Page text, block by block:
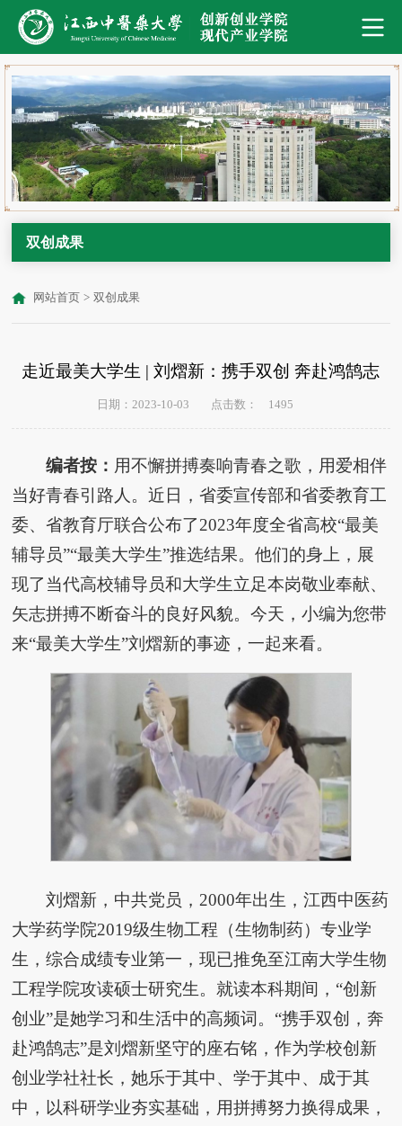
双创成果
网站首页 > 双创成果
走近最美大学生 | 刘熠新：携手双创 奔赴鸿鹄志
日期：2023-10-03 点击数： 1495
编者按： 用不懈拼搏奏响青春之歌，用爱相伴
当好青春引路人。近日，省委宣传部和省委教育工
委、省教育厅联合公布了2023年度全省高校“最美
辅导员”“最美大学生”推选结果。他们的身上，展
现了当代高校辅导员和大学生立足本岗敬业奉献、
矢志拼搏不断奋斗的良好风貌。今天，小编为您带
来“最美大学生”刘熠新的事迹，一起来看。
刘熠新，中共党员，2000年出生，江西中医药
大学药学院2019级生物工程（生物制药）专业学
生，综合成绩专业第一，现已推免至江南大学生物
工程学院攻读硕士研究生。就读本科期间，“创新
创业”是她学习和生活中的高频词。“携手双创，奔
赴鸿鹄志”是刘熠新坚守的座右铭，作为学校创新
创业学社社长，她乐于其中、学于其中、成于其
中，以科研学业夯实基础，用拼搏努力换得成果，